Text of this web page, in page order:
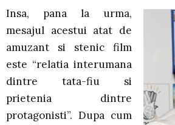
Insa, pana la urma,
mesajul acestui atat de
amuzant si stenic film
este “relatia interumana
dintre tata-fiu si
prietenia dintre
protagonisti”. Dupa cum